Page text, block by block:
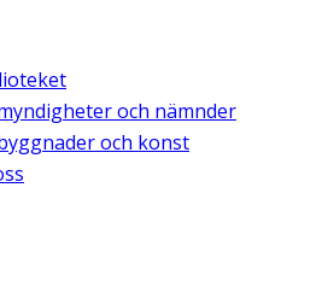
och nämnder
och konst